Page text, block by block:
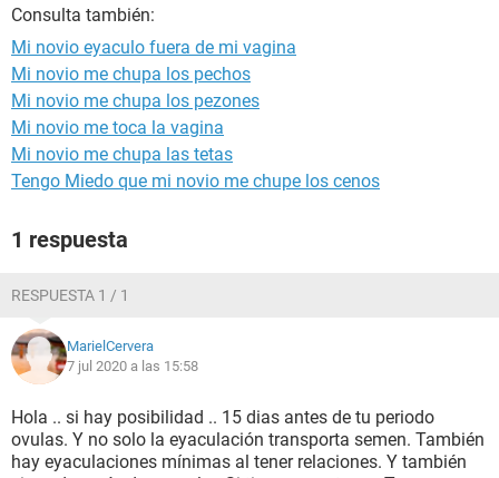
Consulta también:
Mi novio eyaculo fuera de mi vagina
Mi novio me chupa los pechos
Mi novio me chupa los pezones
Mi novio me toca la vagina
Mi novio me chupa las tetas
Tengo Miedo que mi novio me chupe los cenos
1 respuesta
RESPUESTA 1 / 1
MarielCervera
7 jul 2020 a las 15:58
Hola .. si hay posibilidad .. 15 dias antes de tu periodo
ovulas. Y no solo la eyaculación transporta semen. También
hay eyaculaciones mínimas al tener relaciones. Y también